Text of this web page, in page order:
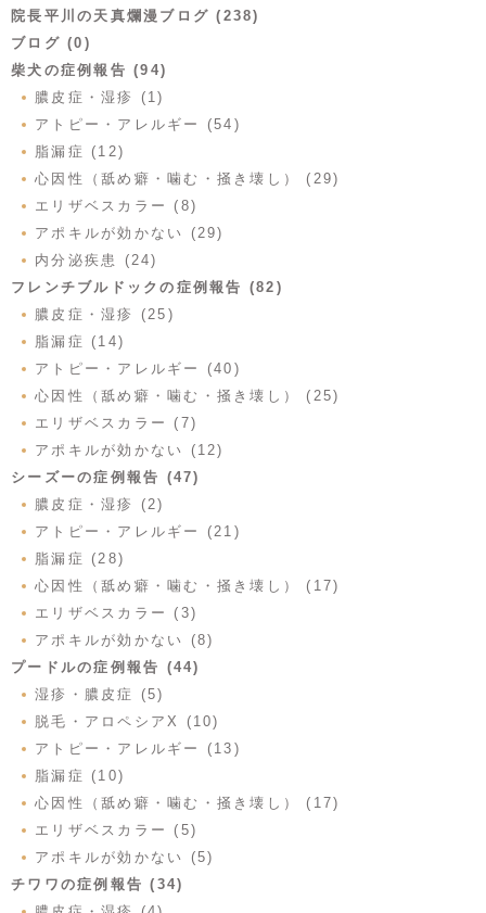
院長平川の天真爛漫ブログ (238)
ブログ (0)
柴犬の症例報告 (94)
膿皮症・湿疹 (1)
アトピー・アレルギー (54)
脂漏症 (12)
心因性（舐め癖・噛む・掻き壊し） (29)
エリザベスカラー (8)
アポキルが効かない (29)
内分泌疾患 (24)
フレンチブルドックの症例報告 (82)
膿皮症・湿疹 (25)
脂漏症 (14)
アトピー・アレルギー (40)
心因性（舐め癖・噛む・掻き壊し） (25)
エリザベスカラー (7)
アポキルが効かない (12)
シーズーの症例報告 (47)
膿皮症・湿疹 (2)
アトピー・アレルギー (21)
脂漏症 (28)
心因性（舐め癖・噛む・掻き壊し） (17)
エリザベスカラー (3)
アポキルが効かない (8)
プードルの症例報告 (44)
湿疹・膿皮症 (5)
脱毛・アロペシアX (10)
アトピー・アレルギー (13)
脂漏症 (10)
心因性（舐め癖・噛む・掻き壊し） (17)
エリザベスカラー (5)
アポキルが効かない (5)
チワワの症例報告 (34)